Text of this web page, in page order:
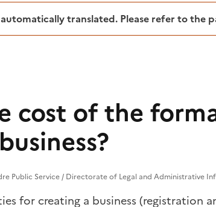
automatically translated. Please refer to the
cost of the
Public Service / Directorate of Legal and Administrative
for creating a business (registration